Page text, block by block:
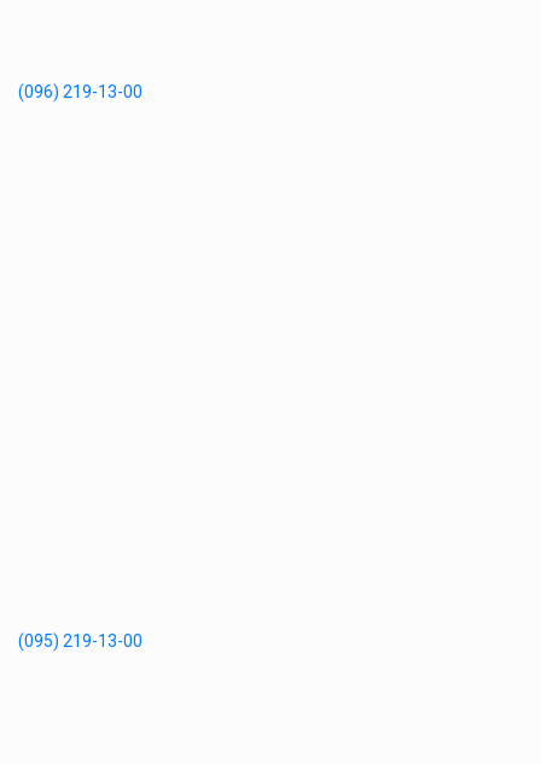
(096) 219-13-00
(095) 219-13-00